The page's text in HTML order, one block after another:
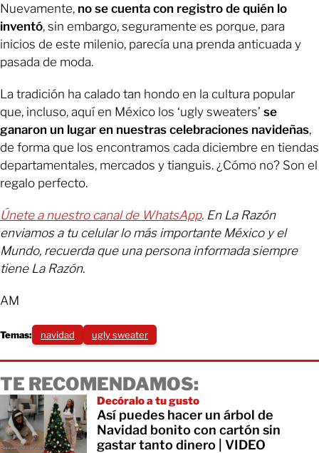
Nuevamente, no se cuenta con registro de quién lo
inventó, sin embargo, seguramente es porque, para
inicios de este milenio, parecía una prenda anticuada y
pasada de moda.
La tradición ha calado tan hondo en la cultura popular
que, incluso, aquí en México los ‘ugly sweaters’ se
ganaron un lugar en nuestras celebraciones navideñas,
de forma que los encontramos cada diciembre en tiendas
departamentales, mercados y tianguis. ¿Cómo no? Son el
regalo perfecto.
Únete a nuestro canal de WhatsApp. En La Razón
enviamos a tu celular lo más importante México y el
Mundo, recuerda que una persona informada siempre
tiene La Razón.
AM
Temas: navidad ugly sweater
TE RECOMENDAMOS:
Decóralo a tu gusto
Así puedes hacer un árbol de
Navidad bonito con cartón sin
gastar tanto dinero | VIDEO